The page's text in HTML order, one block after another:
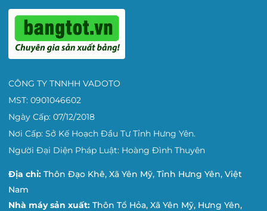
CÔNG TY TNNHH VADOTO
MST: 0901046602
Ngày Cấp: 07/12/2018
Nơi Cấp: Sở Kế Hoạch Đầu Tư Tỉnh Hưng Yên.
Người Đại Diện Pháp Luật: Hoàng Đình Thuyên
Địa chỉ: Thôn Đạo Khê, Xã Yên Mỹ, Tỉnh Hưng Yên, Việt
Nam
Nhà máy sản xuất: Thôn Tổ Hỏa, Xã Yên Mỹ, Hưng Yên,